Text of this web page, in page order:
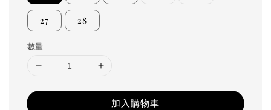
27 28
數量
加入購物車